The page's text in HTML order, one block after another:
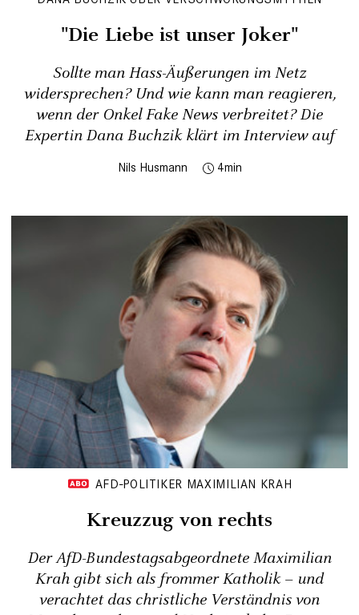
"Die Liebe ist unser Joker"
Sollte man Hass-Äußerungen im Netz
widersprechen? Und wie kann man reagieren,
wenn der Onkel Fake News verbreitet? Die
Expertin Dana Buchzik klärt im Interview auf
Nils Husmann 4
AFD-POLITIKER MAXIMILIAN KRAH
Kreuzzug von rechts
Der AfD-Bundestagsabgeordnete Maximilian
Krah gibt sich als frommer Katholik – und
verachtet das christliche Verständnis von